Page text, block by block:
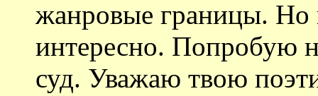
жанровые границы. Но
интересно. Попробую
суд. Уважаю твою